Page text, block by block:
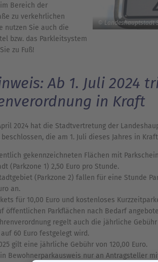
© Landeshauptstadt
Bereich der
zu verkehrlichen
nutzen Sie auch die
bzw. das Parkleitsystem
zu Fuß!
Ab 1. Juli 2024
in Kraft
2024 hat die Stadtvertretung der
die am 1. Juli dieses Jahres in
gekennzeichneten Flächen mit
(Parkzone 1) 2,50 Euro pro Stunde.
(Parkzone 2) fallen für eine Stunde
an.
für 10,00 Euro und kostenloses
öffentlichen Parkflächen nach Bedarf
regelt auch die jährliche
auf 60 Euro festgelegt wird.
gilt eine jährliche Gebühr von 120,00 Euro.
Bewohnerparkausweis nur an Antragsteller